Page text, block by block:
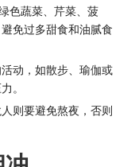
色蔬菜、芹菜、菠
免过多甜食和油腻食
动，如散步、瑜伽或
。
则要避免熬夜，否则